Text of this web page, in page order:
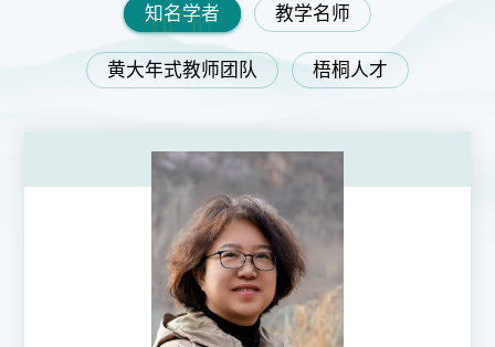
知名学者 教学名师
黄大年式教师团队 梧桐人才